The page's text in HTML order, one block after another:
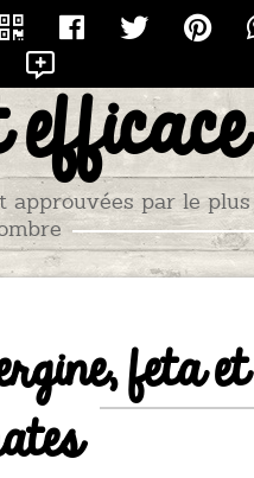
approuvées par le plus
feta et